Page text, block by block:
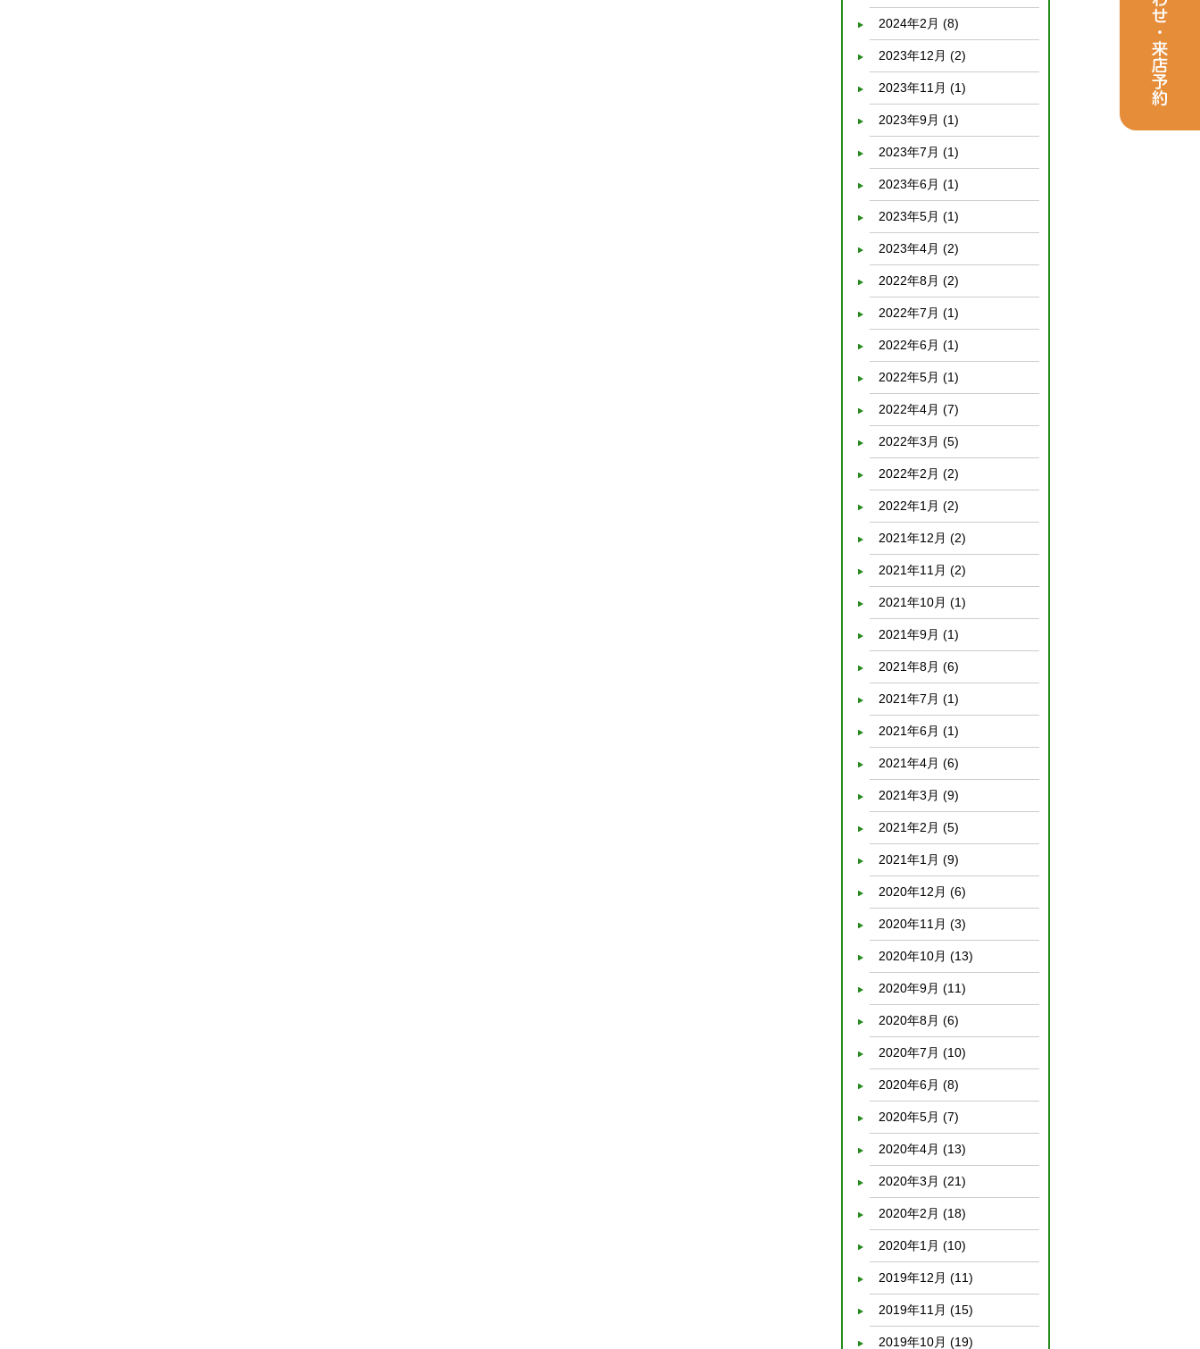
2024年2月 (8)
2023年12月 (2)
2023年11月 (1)
2023年9月 (1)
2023年7月 (1)
2023年6月 (1)
2023年5月 (1)
2023年4月 (2)
2022年8月 (2)
2022年7月 (1)
2022年6月 (1)
2022年5月 (1)
2022年4月 (7)
2022年3月 (5)
2022年2月 (2)
2022年1月 (2)
2021年12月 (2)
2021年11月 (2)
2021年10月 (1)
2021年9月 (1)
2021年8月 (6)
2021年7月 (1)
2021年6月 (1)
2021年4月 (6)
2021年3月 (9)
2021年2月 (5)
2021年1月 (9)
2020年12月 (6)
2020年11月 (3)
2020年10月 (13)
2020年9月 (11)
2020年8月 (6)
2020年7月 (10)
2020年6月 (8)
2020年5月 (7)
2020年4月 (13)
2020年3月 (21)
2020年2月 (18)
2020年1月 (10)
2019年12月 (11)
2019年11月 (15)
2019年10月 (19)